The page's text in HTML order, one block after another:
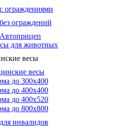
ограждениями
ограждений
для животных
весы
весы
до 300х400
до 400х400
до 400х520
до 800х800
инвалидов